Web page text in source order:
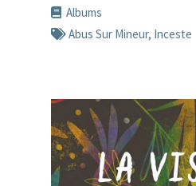
Albums
Abus Sur Mineur, Inceste